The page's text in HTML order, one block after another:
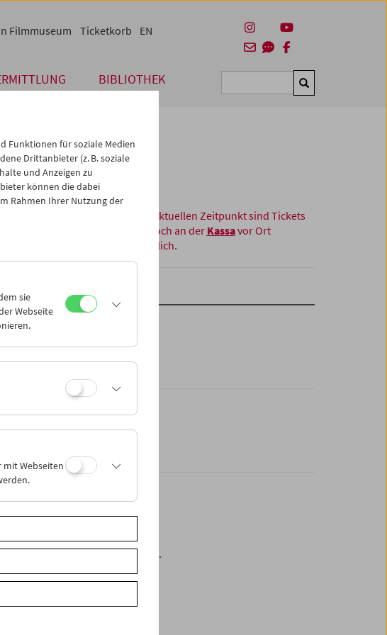
BIBLIOTHEK Suchen
Filmmuseum Ticketkorb EN
Zum aktuellen Zeitpunkt sind Tickets
nur noch an der Kassavor Ort
erhältlich.
ausschließlich an der Kassa.
Funktionen für soziale Medien
Drittanbieter (z. B. soziale
und Anzeigen zu
können die dabei
Rahmen Ihrer Nutzung der
sie
Webseite
mit Webseiten